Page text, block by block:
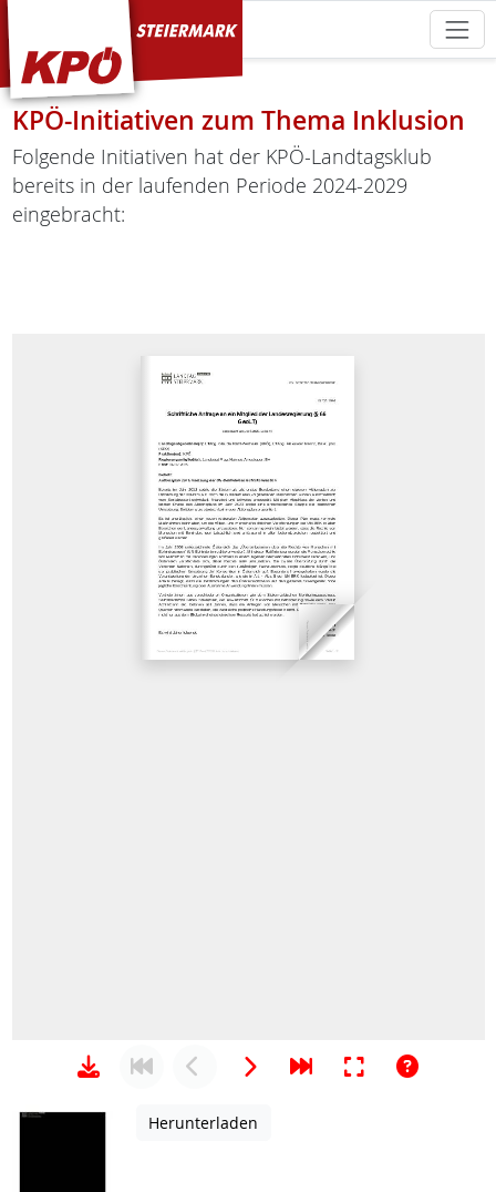
KPÖ Steiermark
KPÖ-Initiativen zum Thema Inklusion
Folgende Initiativen hat der KPÖ-Landtagsklub
bereits in der laufenden Periode 2024-2029
eingebracht:
Herunterladen